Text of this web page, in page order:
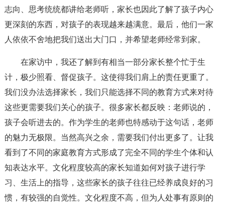
志向、思考统统都讲给老师听，家长也因此了解了孩子内心
更深刻的东西，对孩子的表现越来越满意。最后，他们一家
人依依不舍地把我们送出大门口，并希望老师经常到家。
在家访中，我还了解到有相当一部分家长整个忙于生
计，极少照看、督促孩子。这使得我们肩上的责任更重了。
我们没办法选择家长，我们只能选择不同的教育方式来对待
这些更需要我们关心的孩子。很多家长都反映：老师说的，
孩子会听进去的。作为学生的老师也特感动于这句话，老师
的魅力无极限。当然高兴之余，需要我们付出更多了。让我
看到了不同的家庭教育方式形成了完全不同的学生个体和认
知表达水平。文化程度较高的家长知道如何对孩子进行学
习、生活上的指导，这些家长的孩子往往已经养成良好的习
惯，有较强的自觉性。文化程度不高，但为人处事有原则的